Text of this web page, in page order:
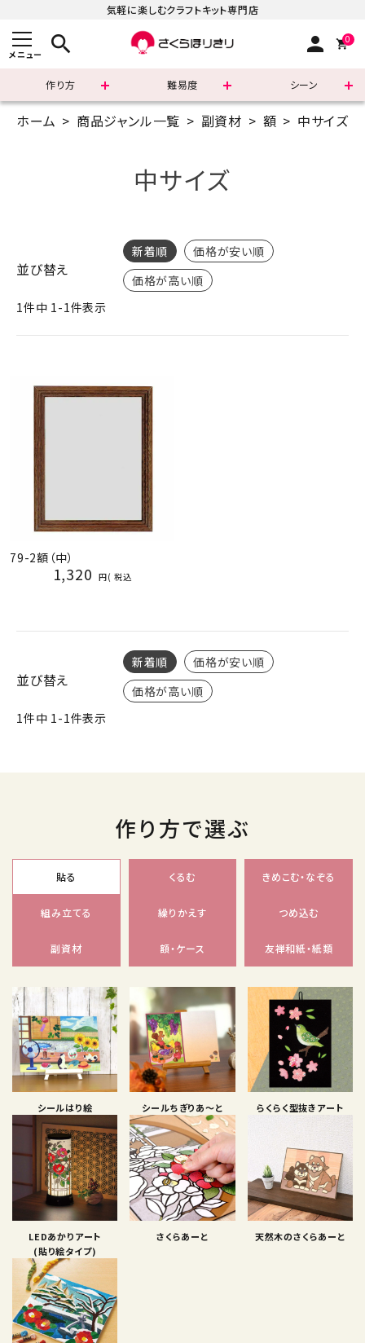
気軽に楽しむクラフトキット専門店
メニュー search person 0
作り方 難易度 シーン
まずはこちら
レビューを見る
コーポレートサイト
実店舗案内
デイサービス／
介護施設関係の方へ
最新のチラシはこちら
person 会員登録
ホーム 商品ジャンル一覧 副資材 額 中サイズ
中サイズ
並び替え
新着順
価格が安い順
価格が高い順
1件中 1-1件表示
79-2額（中）
1,320 税込
並び替え
新着順
価格が安い順
価格が高い順
1件中 1-1件表示
作り方で選ぶ
貼る くるむ きめこむ・なぞる
組み立てる 繰りかえす つめ込む
副資材 額・ケース 友禅和紙・紙類
シールはり絵 シールちぎりあ〜と らくらく型抜きアート
LEDあかりアート
(貼り絵タイプ)
さくらあーと 天然木のさくらあーと